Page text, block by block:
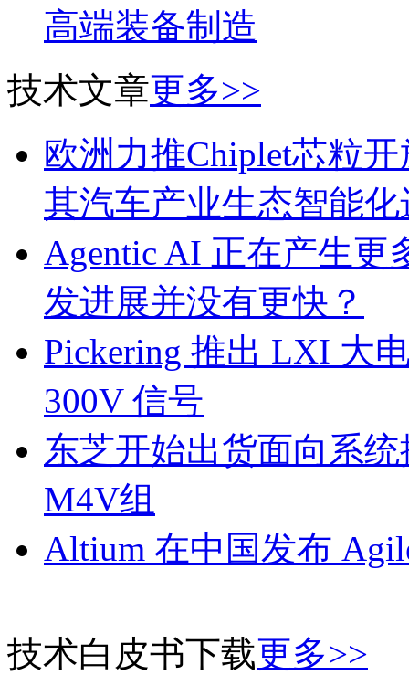
高端装备制造
技术文章更多>>
欧洲力推Chiplet芯粒
其汽车产业生态智能化
Agentic AI 正在产生更
发进展并没有更快？
Pickering 推出 LXI 大
300V 信号
东芝开始出货面向系
M4V组
Altium 在中国发布
技术白皮书下载更多>>